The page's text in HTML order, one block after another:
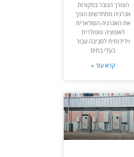
הצורך הגובר במקורות
אנרגיה מתחדשים הופך
את האנרגיה הסולארית
לאופציה פופולרית
וידידותית לסביבה עבור
בעלי בתים
קרא עוד »